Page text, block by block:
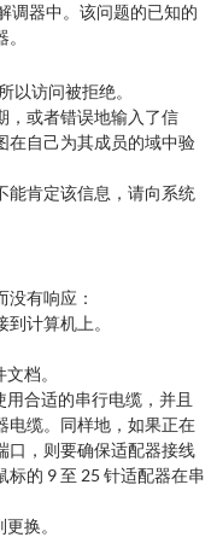
调器中。该问题的已知的
以访问被拒绝。
，或者错误地输入了信
在自己为其成员的域中验
能肯定该信息，请向系统
有响应：
计算机上。
档。
合适的串行电缆，并且
电缆。同样地，如果正在
口，则要确保适配器接线
的 9 至 25 针适配器在串
换。